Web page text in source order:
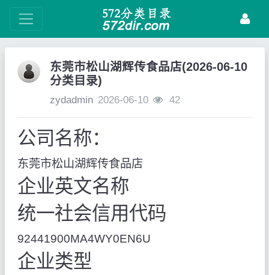
东莞市松山湖辉传食品店(2026-06-10
分类目录)
zydadmin 2026-06-10 42
公司名称：
东莞市松山湖辉传食品店
企业英文名称
统一社会信用代码
92441900MA4WY0EN6U
企业类型